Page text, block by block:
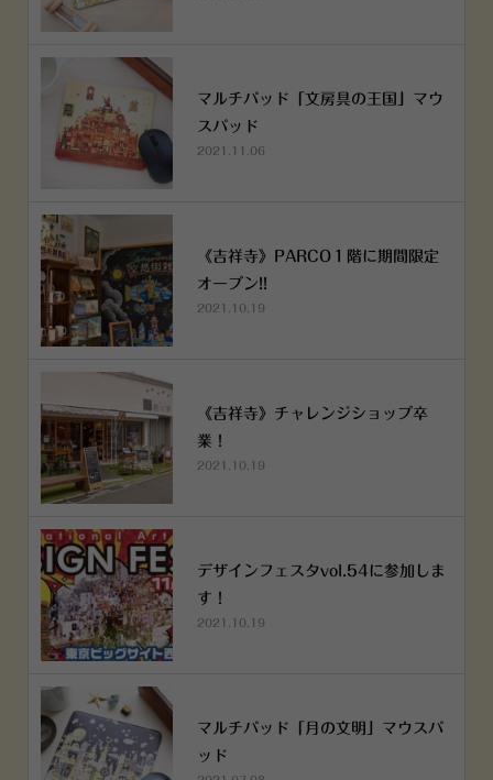
マルチパッド「文房具の王国」マウ
スパッド
2021.11.06
《吉祥寺》PARCO１階に期間限定
オープン!!
2021.10.19
《吉祥寺》チャレンジショップ卒
業！
2021.10.19
デザインフェスタvol.54に参加しま
す！
2021.10.19
マルチパッド「月の文明」マウスパ
ッド